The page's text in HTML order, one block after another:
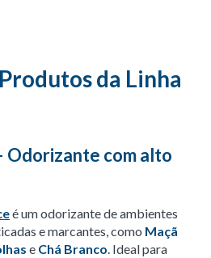
da Linha
Odorizante com alto
é um odorizante de ambientes
e marcantes, como Maçã
e Chá Branco. Ideal para